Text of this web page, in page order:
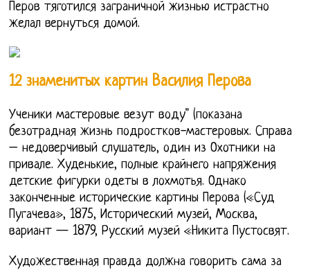
Перов тяготился заграничной жизнью истрастно
желал вернуться домой.
12 знаменитых картин Василия Перова
Ученики мастеровые везут воду" (показана
безотрадная жизнь подростков-мастеровых. Справа
– недоверчивый слушатель, один из Охотники на
привале. Худенькие, полные крайнего напряжения
детские фигурки одеты в лохмотья. Однако
законченные исторические картины Перова («Суд
Пугачева», 1875, Исторический музей, Москва,
вариант — 1879, Русский музей «Никита Пустосвят.
Художественная правда должна говорить сама за